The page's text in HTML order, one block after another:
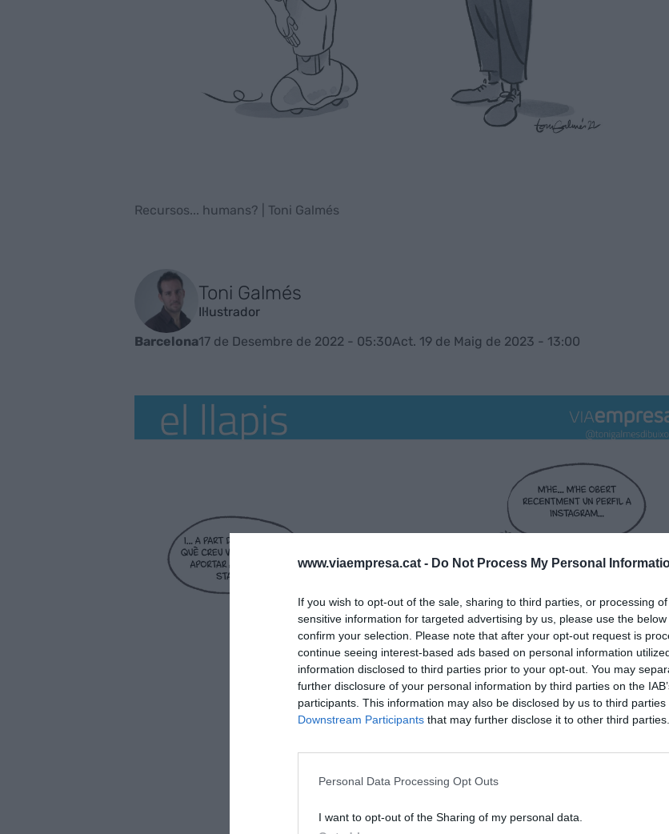
www.viaempresa.cat - Do Not Process My Personal
If you wish to opt-out of the sale, sharing to third parties, or processing
sensitive information for targeted advertising by us, please use the
confirm your selection. Please note that after your opt-out request is
continue seeing interest-based ads based on personal information
information disclosed to third parties prior to your opt-out. You may
further disclosure of your personal information by third parties on the
participants. This information may also be disclosed by us to third parties
Downstream Participants that may further disclose it to other third parties.
Personal Data Processing Opt Outs
I want to opt-out of the Sharing of my personal data.
Recursos... humans? | Toni Galmés
Toni Galmés
Il·lustrador
Barcelona17 de Desembre de 2022 - 05:30Act. 19 de Maig de 2023 - 13:00